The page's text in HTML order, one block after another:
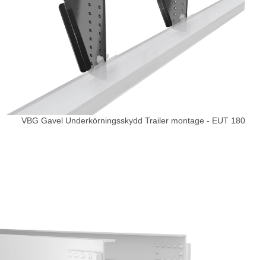
VBG Gavel Underkörningsskydd Trailer montage - EUT 180